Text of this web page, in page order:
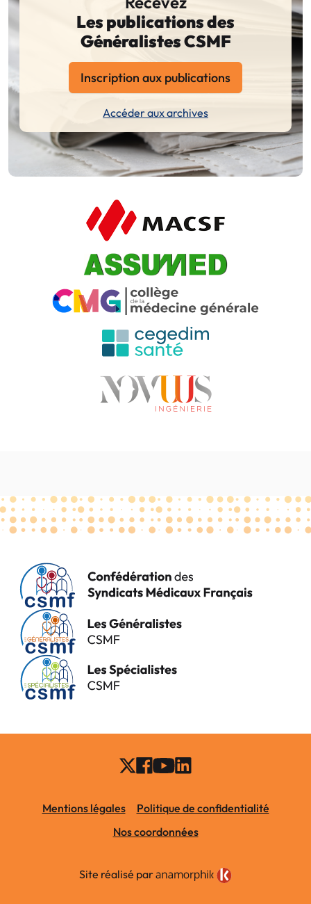
Les publications des
Généralistes CSMF
Inscription aux publications
Accéder aux archives
Mentions légales
Politique de confidentialité
Nos coordonnées
Site réalisé par